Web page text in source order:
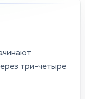
три-четыре